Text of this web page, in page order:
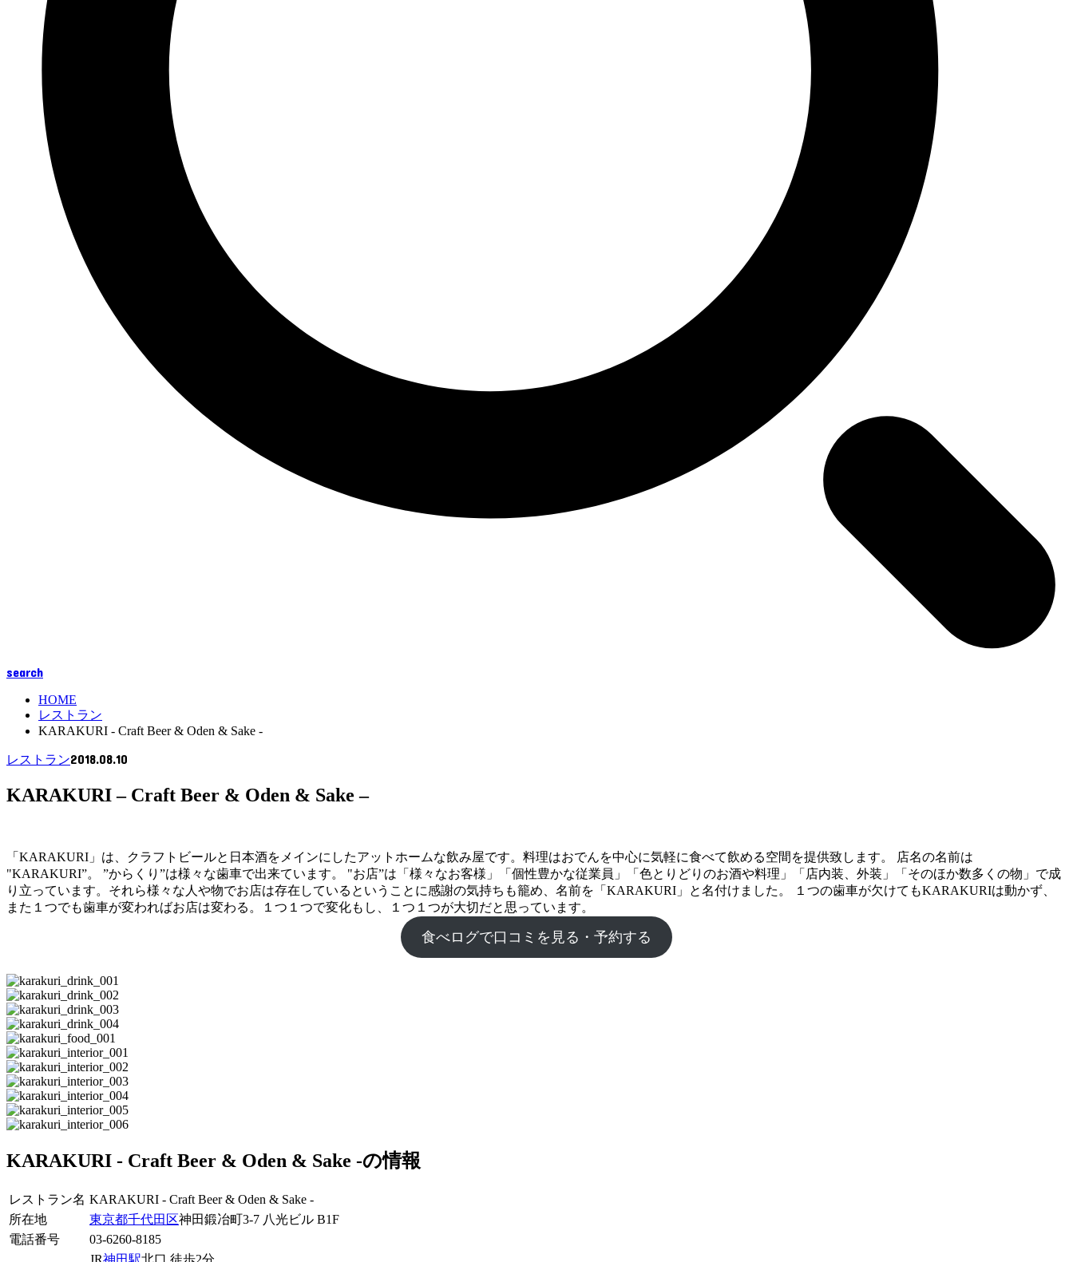
search
HOME
レストラン
KARAKURI - Craft Beer & Oden & Sake -
レストラン2018.08.10
KARAKURI – Craft Beer & Oden & Sake –
「KARAKURI」は、クラフトビールと日本酒をメインにしたアットホームな飲み屋です。料理はおでんを中心に気軽に食べて飲める空間を提供致します。 店名の名前は
"KARAKURI”。 ”からくり”は様々な歯車で出来ています。 "お店”は「様々なお客様」「個性豊かな従業員」「色とりどりのお酒や料理」「店内装、外装」「そのほか数多くの物」で成
り立っています。それら様々な人や物でお店は存在しているということに感謝の気持ちも籠め、名前を「KARAKURI」と名付けました。 １つの歯車が欠けてもKARAKURIは動かず、
また１つでも歯車が変わればお店は変わる。１つ１つで変化もし、１つ１つが大切だと思っています。
食べログで口コミを見る・予約する
KARAKURI - Craft Beer & Oden & Sake -の情報
レストラン名 KARAKURI - Craft Beer & Oden & Sake -
所在地
東京都千代田区神田鍛冶町3-7 八光ビル B1F
電話番号
03-6260-8185
JR神田駅北口 徒歩2分